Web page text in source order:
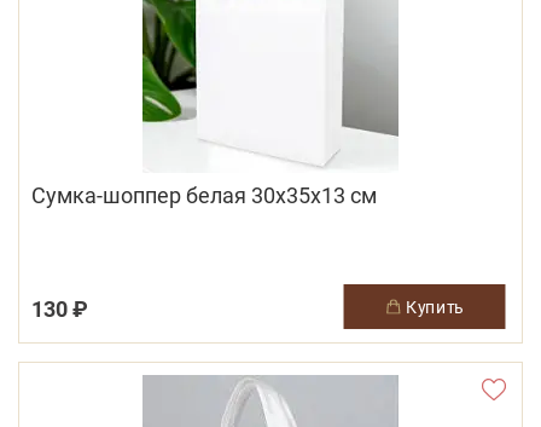
Сумка-шоппер белая 30х35х13 см
130 ₽ купить